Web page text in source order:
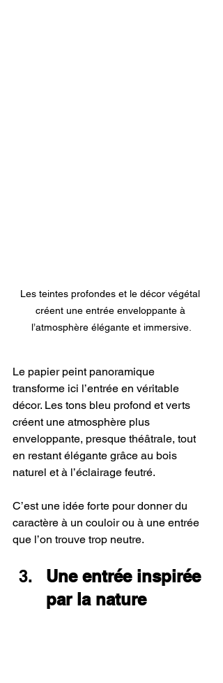
Les teintes profondes et le décor végétal
créent une entrée enveloppante à
l’atmosphère élégante et immersive.
Le papier peint panoramique
transforme ici l’entrée en véritable
décor. Les tons bleu profond et verts
créent une atmosphère plus
enveloppante, presque théâtrale, tout
en restant élégante grâce au bois
naturel et à l’éclairage feutré.
C’est une idée forte pour donner du
caractère à un couloir ou à une entrée
que l’on trouve trop neutre.
Une entrée inspirée
par la nature